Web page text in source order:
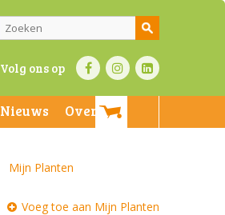
Volg ons op
Nieuws
Over ons
Mijn Planten
Voeg toe aan Mijn Planten